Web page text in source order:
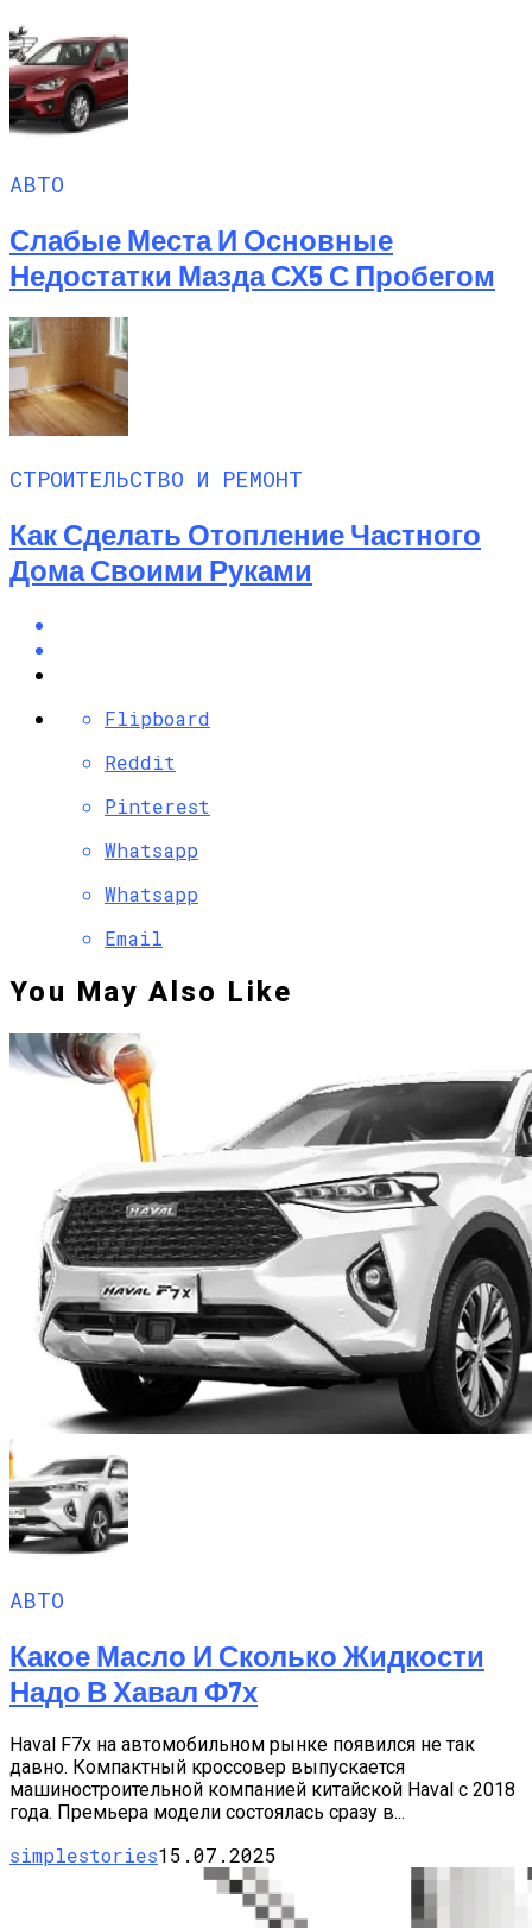
АВТО
Слабые Места И Основные
Недостатки Мазда СХ5 С Пробегом
СТРОИТЕЛЬСТВО И РЕМОНТ
Как Сделать Отопление Частного
Дома Своими Руками
Flipboard
Reddit
Pinterest
Whatsapp
Whatsapp
Email
You May Also Like
АВТО
Какое Масло И Сколько Жидкости
Надо В Хавал Ф7х
Haval F7х на автомобильном рынке появился не так
давно. Компактный кроссовер выпускается
машиностроительной компанией китайской Haval с 2018
года. Премьера модели состоялась сразу в...
simplestories15.07.2025